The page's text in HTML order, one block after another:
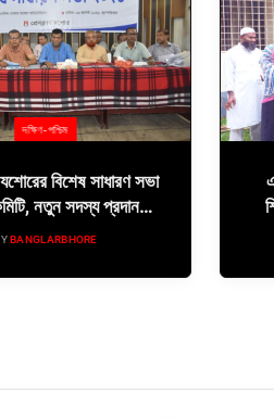
দক্ষিণ-পশ্চিম
বিশেষ সাধারণ সভা
নতুন সদস্য প্রদানসহ
সিদ্ধান্ত গৃহীত
BANGLARBHORE